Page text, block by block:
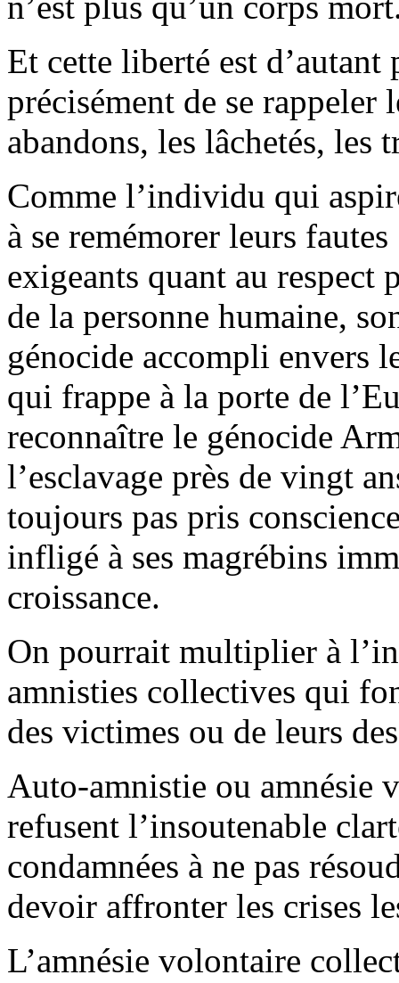
Et cette liberté est
précisément de se rappeler
abandons, les lâchetés, les
Comme l’individu qui
à se remémorer leurs
exigeants quant au respect
de la personne humaine,
génocide accompli envers
qui frappe à la porte de
reconnaître le génocide
l’esclavage près de vingt
toujours pas pris
infligé à ses magrébins
croissance.
On pourrait multiplier à
amnisties collectives qui
des victimes ou de leurs
Auto-amnistie ou amnésie
refusent l’insoutenable
condamnées à ne pas
devoir affronter les crises
L’amnésie volontaire